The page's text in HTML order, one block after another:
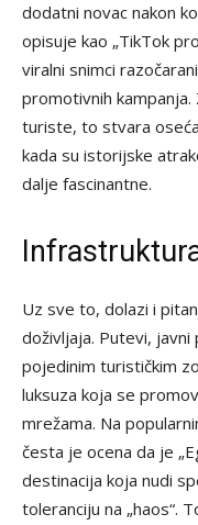
dodatni novac nakon
opisuje kao „TikTok
viralni snimci
promotivnih
turiste, to stvara
kada su istorijske
dalje fascinantne.
Uz sve to, dolazi i
doživljaja. Putevi,
pojedinim turističkim
luksuza koja se
mrežama. Na
česta je ocena da je
destinacija koja nudi
toleranciju na „haos“.